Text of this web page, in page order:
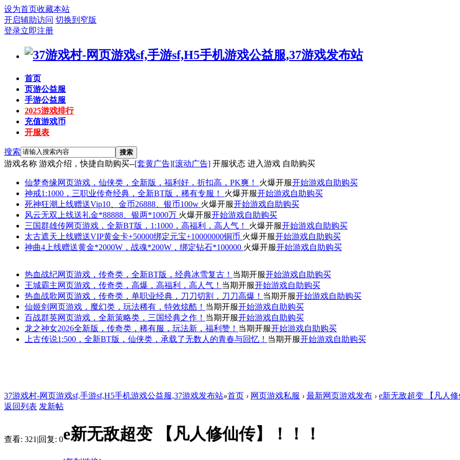
设为首页收藏本站
开启辅助访问 切换到窄版
登录立即注册
首页
页游公益服
手游公益服
2025游戏排行
充值游戏币
开服表
搜索 搜索
游戏名称 游戏介绍，快捷自助购买--[套黄广告][滚动广告] 开服状态 进入游戏 自助购买
仙梦奇缘网页游戏，仙侠类，全新版，福利好，折扣高，PK爽！ 火爆开服开始游戏自助购买
神戒1:1000，三职业传奇经典，全新BT版，稀有专服！ 火爆开服开始游戏自助购买
死神狂潮 上线赠送Vip10、金币26888、银币100w 火爆开服开始游戏自助购买
风云无双 上线送礼金*88888、银两*1000万 火爆开服开始游戏自助购买
三国群雄传网页游戏，全新BT版，1:1000，高福利，高人气！ 火爆开服开始游戏自助购买
太古遮天 上线赠送VIP黄金卡+50000绑定元宝+10000000铜币 火爆开服开始游戏自助购买
神曲4 上线赠送黄金*2000W，战魂*200W，绑定钻石*100000 火爆开服开始游戏自助购买
热血战纪网页游戏，传奇类，全新BT版，经典冰雪复古！ 当期开服开始游戏自助购买
王城霸主网页游戏，传奇类，高爆，高福利，高人气！ 当期开服开始游戏自助购买
热血战歌网页游戏，传奇类，单职业经典，刀刀切割，刀刀高爆！ 当期开服开始游戏自助购买
仙姬剑 网页游戏，魔幻类，玩法稀有，特效炫酷！ 当期开服开始游戏自助购买
百战群英网页游戏，全新策略类，三国经典之作！ 当期开服开始游戏自助购买
龙之神女2026全新版，传奇类，稀有服，玩法新，福利赞！ 当期开服开始游戏自助购买
上古传说1:500，全新BT版，仙侠类，承载了无数人的青春与回忆！ 当期开服开始游戏自助购买
37游戏村-网页游戏sf,手游sf,H5手机游戏公益服,37游戏发布站»首页 › 网页游戏私服 › 最新网页游戏发布 › e新无敌超变 【凡人修
返回列表 发新帖
查看: 321 |回复: 0e新无敌超变 【凡人修仙传】！！！